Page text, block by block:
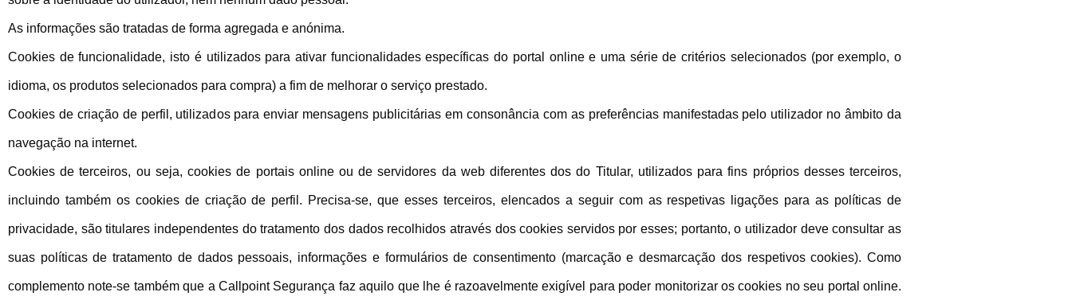
As informações são tratadas de forma agregada e anónima.
Cookies de funcionalidade, isto é utilizados para ativar funcionalidades específicas do portal online e uma série de critérios selecionados (por exemplo, o
idioma, os produtos selecionados para compra) a fim de melhorar o serviço prestado.
Cookies de criação de perfil, utilizados para enviar mensagens publicitárias em consonância com as preferências manifestadas pelo utilizador no âmbito da
navegação na internet.
Cookies de terceiros, ou seja, cookies de portais online ou de servidores da web diferentes dos do Titular, utilizados para fins próprios desses terceiros,
incluindo também os cookies de criação de perfil. Precisa-se, que esses terceiros, elencados a seguir com as respetivas ligações para as políticas de
privacidade, são titulares independentes do tratamento dos dados recolhidos através dos cookies servidos por esses; portanto, o utilizador deve consultar as
suas políticas de tratamento de dados pessoais, informações e formulários de consentimento (marcação e desmarcação dos respetivos cookies). Como
complemento note-se também que a Callpoint Segurança faz aquilo que lhe é razoavelmente exigível para poder monitorizar os cookies no seu portal online.